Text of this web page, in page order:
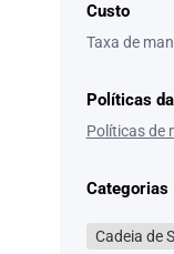
Custo
Taxa de
Políticas
Políticas de
Categorias
Cadeia de